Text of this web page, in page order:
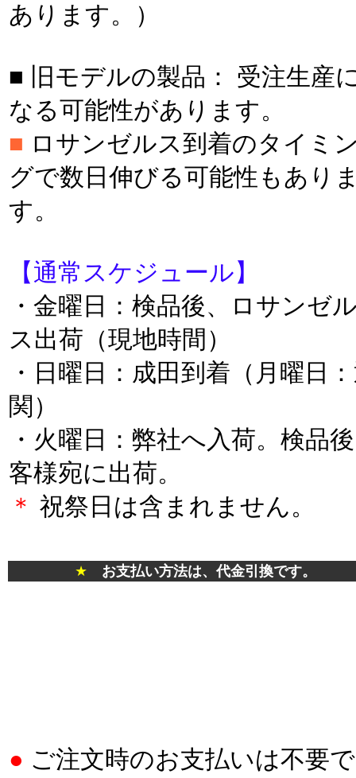
あります。）
■ 旧モデルの製品： 受注生産
なる可能性があります。
■ ロサンゼルス到着のタイミ
グで数日伸びる可能性もあり
す。
【通常スケジュール】
・金曜日：検品後、ロサンゼ
ス出荷（現地時間）
・日曜日：成田到着（月曜日
関）
・火曜日：弊社へ入荷。検品
客様宛に出荷。
＊ 祝祭日は含まれません。
★ お支払い方法は、代金引換です。
● ご注文時のお支払いは不要で